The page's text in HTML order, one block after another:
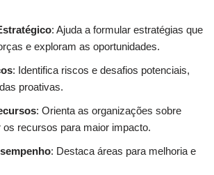
: Ajuda a formular estratégias que
e exploram as oportunidades.
: Identifica riscos e desafios potenciais,
proativas.
: Orienta as organizações sobre
os recursos para maior impacto.
: Destaca áreas para melhoria e